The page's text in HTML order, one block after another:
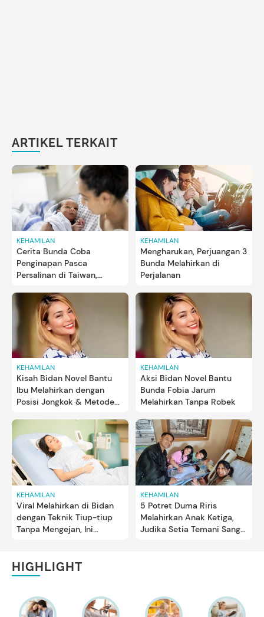
ARTIKEL TERKAIT
KEHAMILAN
Cerita Bunda Coba
Penginapan Pasca
Persalinan di Taiwan,
Ramah
KEHAMILAN
Mengharukan, Perjuangan 3
Bunda Melahirkan di
Perjalanan
KEHAMILAN
Kisah Bidan Novel Bantu
Ibu Melahirkan dengan
Posisi Jongkok & Metode
KEHAMILAN
Aksi Bidan Novel Bantu
Bunda Fobia Jarum
Melahirkan Tanpa Robek
KEHAMILAN
Viral Melahirkan di Bidan
dengan Teknik Tiup-tiup
Tanpa Mengejan, Ini
KEHAMILAN
5 Potret Duma Riris
Melahirkan Anak Ketiga,
Judika Setia Temani Sang
HIGHLIGHT